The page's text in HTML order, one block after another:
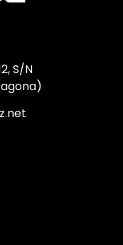
S/N